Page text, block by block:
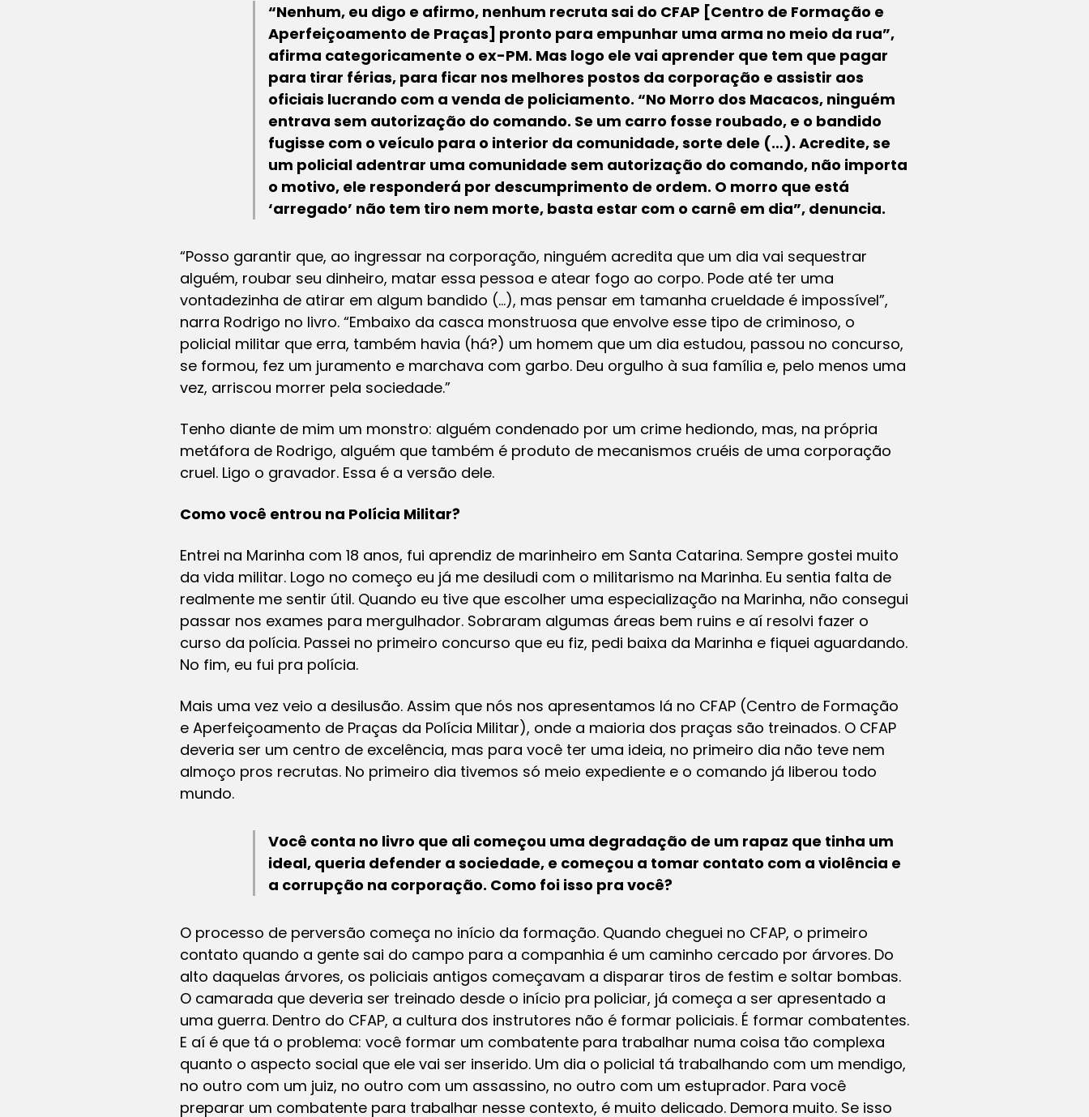
“Nenhum, eu digo e afirmo, nenhum recruta sai do CFAP [Centro de Formação e
Aperfeiçoamento de Praças] pronto para empunhar uma arma no meio da rua”,
afirma categoricamente o ex-PM. Mas logo ele vai aprender que tem que pagar
para tirar férias, para ficar nos melhores postos da corporação e assistir aos
oficiais lucrando com a venda de policiamento. “No Morro dos Macacos, ninguém
entrava sem autorização do comando. Se um carro fosse roubado, e o bandido
fugisse com o veículo para o interior da comunidade, sorte dele (…). Acredite, se
um policial adentrar uma comunidade sem autorização do comando, não importa
o motivo, ele responderá por descumprimento de ordem. O morro que está
‘arregado’ não tem tiro nem morte, basta estar com o carnê em dia”, denuncia.
“Posso garantir que, ao ingressar na corporação, ninguém acredita que um dia vai sequestrar
alguém, roubar seu dinheiro, matar essa pessoa e atear fogo ao corpo. Pode até ter uma
vontadezinha de atirar em algum bandido (…), mas pensar em tamanha crueldade é impossível”,
narra Rodrigo no livro. “Embaixo da casca monstruosa que envolve esse tipo de criminoso, o
policial militar que erra, também havia (há?) um homem que um dia estudou, passou no concurso,
se formou, fez um juramento e marchava com garbo. Deu orgulho à sua família e, pelo menos uma
vez, arriscou morrer pela sociedade.”
Tenho diante de mim um monstro: alguém condenado por um crime hediondo, mas, na própria
metáfora de Rodrigo, alguém que também é produto de mecanismos cruéis de uma corporação
cruel. Ligo o gravador. Essa é a versão dele.
Como você entrou na Polícia Militar?
Entrei na Marinha com 18 anos, fui aprendiz de marinheiro em Santa Catarina. Sempre gostei muito
da vida militar. Logo no começo eu já me desiludi com o militarismo na Marinha. Eu sentia falta de
realmente me sentir útil. Quando eu tive que escolher uma especialização na Marinha, não consegui
passar nos exames para mergulhador. Sobraram algumas áreas bem ruins e aí resolvi fazer o
curso da polícia. Passei no primeiro concurso que eu fiz, pedi baixa da Marinha e fiquei aguardando.
No fim, eu fui pra polícia.
Mais uma vez veio a desilusão. Assim que nós nos apresentamos lá no CFAP (Centro de Formação
e Aperfeiçoamento de Praças da Polícia Militar), onde a maioria dos praças são treinados. O CFAP
deveria ser um centro de excelência, mas para você ter uma ideia, no primeiro dia não teve nem
almoço pros recrutas. No primeiro dia tivemos só meio expediente e o comando já liberou todo
mundo.
Você conta no livro que ali começou uma degradação de um rapaz que tinha um
ideal, queria defender a sociedade, e começou a tomar contato com a violência e
a corrupção na corporação. Como foi isso pra você?
O processo de perversão começa no início da formação. Quando cheguei no CFAP, o primeiro
contato quando a gente sai do campo para a companhia é um caminho cercado por árvores. Do
alto daquelas árvores, os policiais antigos começavam a disparar tiros de festim e soltar bombas.
O camarada que deveria ser treinado desde o início pra policiar, já começa a ser apresentado a
uma guerra. Dentro do CFAP, a cultura dos instrutores não é formar policiais. É formar combatentes.
E aí é que tá o problema: você formar um combatente para trabalhar numa coisa tão complexa
quanto o aspecto social que ele vai ser inserido. Um dia o policial tá trabalhando com um mendigo,
no outro com um juiz, no outro com um assassino, no outro com um estuprador. Para você
preparar um combatente para trabalhar nesse contexto, é muito delicado. Demora muito. Se isso